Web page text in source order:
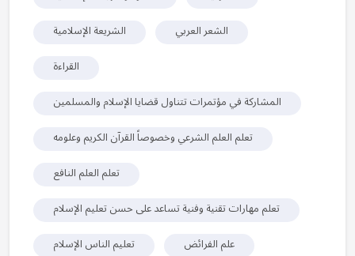
الشريعة الإسلامية
الشعر العربي
القراءة
المشاركة في مؤتمرات تتناول قضايا الإسلام والمسلمين
تعلم العلم الشرعي وخصوصاً القرآن الكريم وعلومه
تعلم العلم النافع
تعلم مهارات تقنية وفنية تساعد على حسن تعليم الإسلام
تعليم الناس الإسلام
علم الفرائض